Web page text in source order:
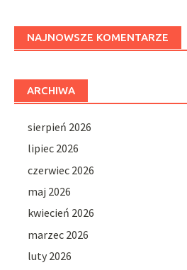
NAJNOWSZE KOMENTARZE
ARCHIWA
sierpień 2026
lipiec 2026
czerwiec 2026
maj 2026
kwiecień 2026
marzec 2026
luty 2026